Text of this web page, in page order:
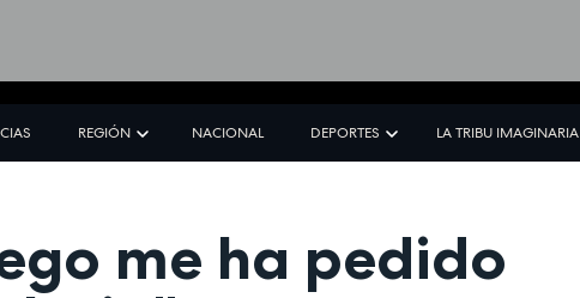
REGIÓN NACIONAL DEPORTES LA TRIBU IMAGINARIA
me ha pedido